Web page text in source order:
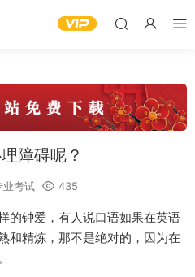
障碍呢？
业考试 435
的钟爱，有人说口语如果在英语
和精炼，那不是绝对的，因为在